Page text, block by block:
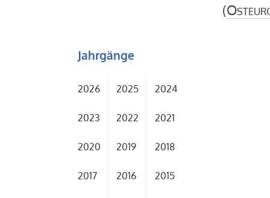
(
Jahrgänge
2026 2025 2024
2023 2022 2021
2020 2019 2018
2017 2016 2015